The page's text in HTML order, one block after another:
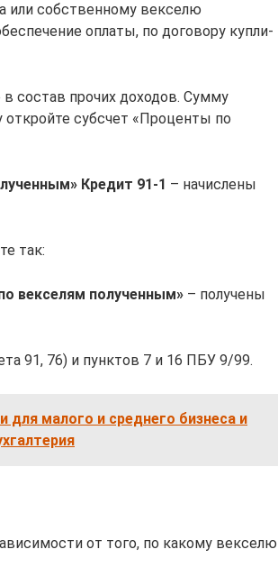
или собственному векселю
оплаты, по договору купли-
состав прочих доходов. Сумму
откройте субсчет «Проценты по
Кредит 91-1 – начислены
так:
векселям полученным» – получены
91, 76) и пунктов 7 и 16 ПБУ 9/99.
для малого и среднего бизнеса и
от того, по какому векселю